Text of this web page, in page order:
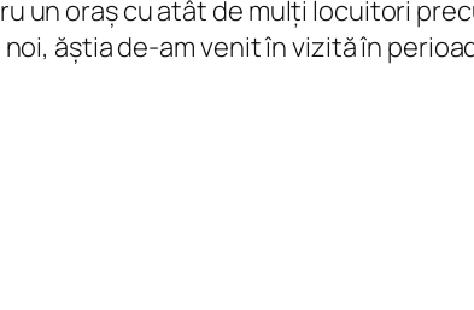
un oraș cu atât de mulți locuitori
ăștia de-am venit în vizită în